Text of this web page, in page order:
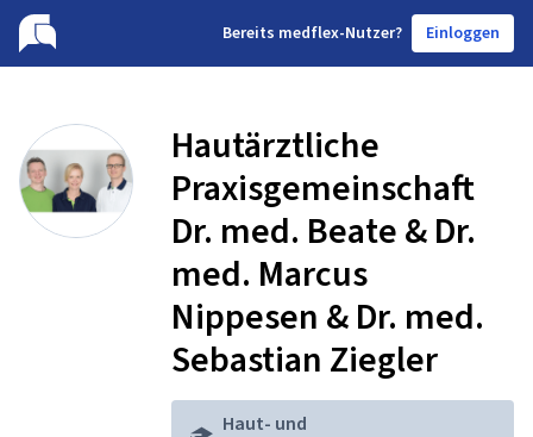
Bereits medflex-Nutzer? Einloggen
Hautärztliche
Praxisgemeinschaft
Dr. med. Beate & Dr.
med. Marcus
Nippesen & Dr. med.
Sebastian Ziegler
Haut- und